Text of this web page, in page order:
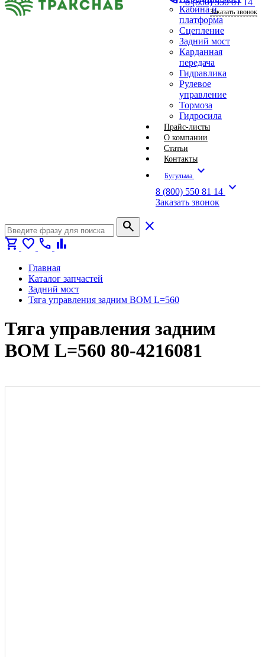
Кабина и
платформа
Сцепление
Задний мост
Карданная
передача
Гидравлика
Рулевое
управление
Тормоза
Гидросила
Прайс-листы
О компании
Статьи
Контакты
Бугульма expand_more
8 (800) 550 81 14 expand_more
Заказать звонок
Заказать звонок
search
close
shopping_cart favorite call bar_chart
Главная
Каталог запчастей
Задний мост
Тяга управления задним ВОМ L=560
Тяга управления задним
ВОМ L=560 80-4216081